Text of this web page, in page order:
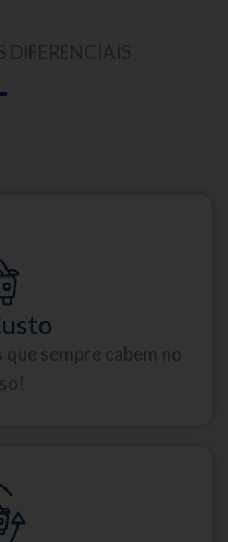
sempre cabem no